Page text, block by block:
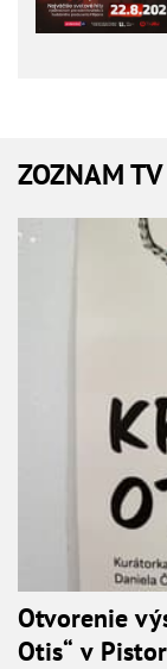
ZOZNAM TV
Otvorenie
Otis“ v